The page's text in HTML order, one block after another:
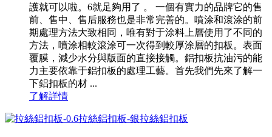
護就可以啦。6就足夠用了 。 一個有實力的品牌它的售
前、售中、售后服務也是非常完善的。噴涂和滾涂的前
期處理方法大致相同，唯有對于涂料上層使用了不同的
方法，噴涂相較滾涂可一次得到較厚涂層的扣板。表面
覆膜，減少水分與版面的直接接觸。鋁扣板抗油污的能
力主要依靠于鋁扣板的處理工藝。首先我們先來了解一
下鋁扣板的材 ...
了解詳情